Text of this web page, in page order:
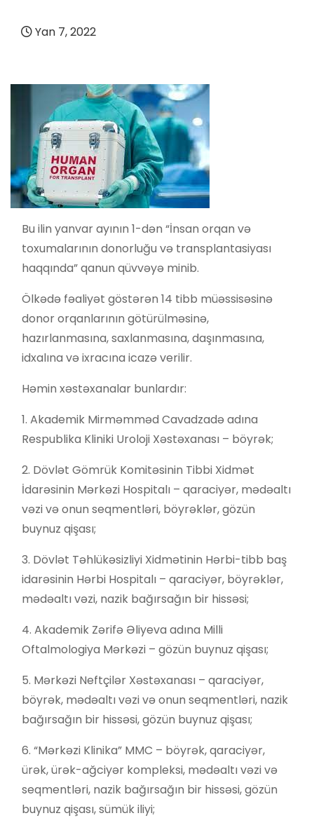
Yan 7, 2022
Bu ilin yanvar ayının 1-dən “İnsan orqan və
toxumalarının donorluğu və transplantasiyası
haqqında” qanun qüvvəyə minib.
Ölkədə fəaliyət göstərən 14 tibb müəssisəsinə
donor orqanlarının götürülməsinə,
hazırlanmasına, saxlanmasına, daşınmasına,
idxalına və ixracına icazə verilir.
Həmin xəstəxanalar bunlardır:
1. Akademik Mirməmməd Cavadzadə adına
Respublika Kliniki Uroloji Xəstəxanası – böyrək;
2. Dövlət Gömrük Komitəsinin Tibbi Xidmət
İdarəsinin Mərkəzi Hospitalı – qaraciyər, mədəaltı
vəzi və onun seqmentləri, böyrəklər, gözün
buynuz qişası;
3. Dövlət Təhlükəsizliyi Xidmətinin Hərbi-tibb baş
idarəsinin Hərbi Hospitalı – qaraciyər, böyrəklər,
mədəaltı vəzi, nazik bağırsağın bir hissəsi;
4. Akademik Zərifə Əliyeva adına Milli
Oftalmologiya Mərkəzi – gözün buynuz qişası;
5. Mərkəzi Neftçilər Xəstəxanası – qaraciyər,
böyrək, mədəaltı vəzi və onun seqmentləri, nazik
bağırsağın bir hissəsi, gözün buynuz qişası;
6. “Mərkəzi Klinika” MMC – böyrək, qaraciyər,
ürək, ürək-ağciyər kompleksi, mədəaltı vəzi və
seqmentləri, nazik bağırsağın bir hissəsi, gözün
buynuz qişası, sümük iliyi;